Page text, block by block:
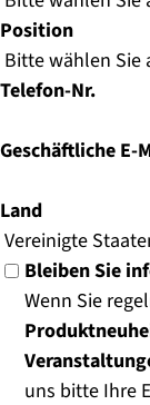
Position
Telefon-Nr.
Geschäftliche E-
Land
Bleiben Sie
Wenn Sie
uns bitte Ihre